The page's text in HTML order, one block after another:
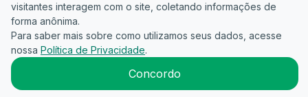
Guia do
Candidato
Para
empresas
Política de
Privacidade
Termos
2026CandidataAI
visitantes interagem com o site, coletando informações de
forma anônima.
Para saber mais sobre como utilizamos seus dados, acesse
nossa Política de Privacidade.
Concordo